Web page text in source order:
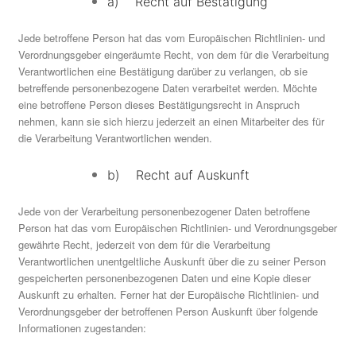
Jede betroffene Person hat das vom Europäischen Richtlinien- und
Verordnungsgeber eingeräumte Recht, von dem für die Verarbeitung
Verantwortlichen eine Bestätigung darüber zu verlangen, ob sie
betreffende personenbezogene Daten verarbeitet werden. Möchte
eine betroffene Person dieses Bestätigungsrecht in Anspruch
nehmen, kann sie sich hierzu jederzeit an einen Mitarbeiter des für
die Verarbeitung Verantwortlichen wenden.
b) Recht auf Auskunft
Jede von der Verarbeitung personenbezogener Daten betroffene
Person hat das vom Europäischen Richtlinien- und Verordnungsgeber
gewährte Recht, jederzeit von dem für die Verarbeitung
Verantwortlichen unentgeltliche Auskunft über die zu seiner Person
gespeicherten personenbezogenen Daten und eine Kopie dieser
Auskunft zu erhalten. Ferner hat der Europäische Richtlinien- und
Verordnungsgeber der betroffenen Person Auskunft über folgende
Informationen zugestanden: